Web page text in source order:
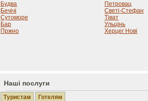
Будва
Бечічі
Сутоморе
Бар
Пржно
Петровац
Светі-Стефан
Тіват
Ульцінь
Херцег Нові
Наші послуги
Туристам Готелям